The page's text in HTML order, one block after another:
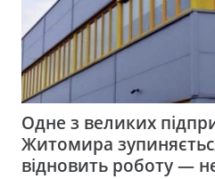
Одне з великих
Житомира
відновить роботу —